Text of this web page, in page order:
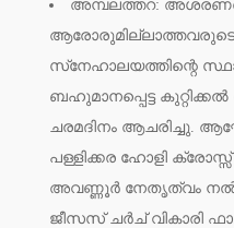
അമ്പലത്തറ:
സ്‌നേഹാലയത്തിന്റെ
ബഹുമാനപ്പെട്ട കുറ്റിക്കല്‍
ചരമദിനം ആചരിച്ചു.
പള്ളിക്കര ഹോളി
അവണ്ണൂര്‍ നേതൃത്വം
ജീസസ് ചര്‍ച് വികാരി